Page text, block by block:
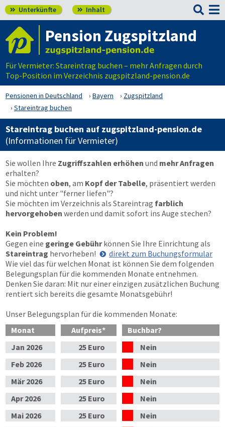
 Unterkünfte  Inhalt 
Pension Zugspitzland
Für Vermieter: Stareintrag buchen – mehr Anfragen durch
Top-Position im Verzeichnis zugspitzland-pension.de
Pensionen in Deutschland Bayern
Zugspitzland
Stareintrag buchen
Stareintrag buchen auf zugspitzland-pension.de
(Informationen für Vermieter)
Sie wollen Ihre Zugriffszahlen erhöhen und mehr Anfragen
erhalten?
Sie möchten oben, am Kopf der Tabelle, präsentiert werden
und nicht unter "ferner liefen"?
Sie möchten im Verzeichnis als Stareintrag farblich
hervorgehoben werden und damit sofort ins Auge stechen?
Kein Problem!
Gegen eine geringe Gebührkönnen Sie Ihre Einrichtung als
Stareintrag hervorheben!
direkt zum Buchungsformular
Wie viel das für welchen Monat ist können Sie dem folgenden
Belegungsplan für die kommenden Monate entnehmen.
Denken Sie daran: Mit nur einer einzigen zusätzlichen Buchung
rentiert sich bereits die gesamte Monatsgebühr!
Unser Belegungsplan für die kommenden Monate:
Monat
Aufpreis*
Buchbar?
Jan 2026 25 Euro
Nein
Feb 2026 25 Euro
Nein
Mär2026 25 Euro
Nein
Apr2026 25 Euro
Nein
Mai 2026 25 Euro
Nein